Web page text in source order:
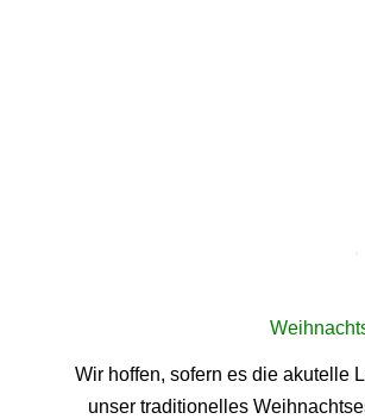
Wir hoffen, sofern es die akutelle
unser traditionelles